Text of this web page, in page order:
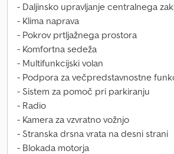
- Daljinsko upravljanje centralnega
- Klima naprava
- Pokrov prtljažnega prostora
- Komfortna sedeža
- Multifunkcijski volan
- Podpora za večpredstavnostne
- Sistem za pomoč pri parkiranju
- Radio
- Kamera za vzvratno vožnjo
- Stranska drsna vrata na desni strani
- Blokada motorja